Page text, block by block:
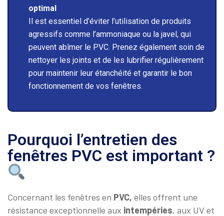
optimal
Il est essentiel d’éviter l’utilisation de produits
agressifs comme l’ammoniaque ou la javel, qui
peuvent abîmer le PVC. Prenez également soin de
nettoyer les joints et de les lubrifier régulièrement
pour maintenir leur étanchéité et garantir le bon
fonctionnement de vos fenêtres.
Pourquoi l’entretien des
fenêtres PVC est important ?
Concernant les fenêtres en PVC, elles offrent une
résistance exceptionnelle aux intempéries, aux UV et